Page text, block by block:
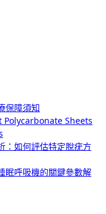
保障須知
Sheets
：如何評估特定脫疣方
眠呼吸機的關鍵參數解